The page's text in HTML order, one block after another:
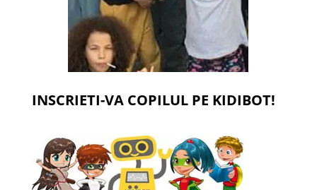
INSCRIETI-VA COPILUL PE KIDIBOT!